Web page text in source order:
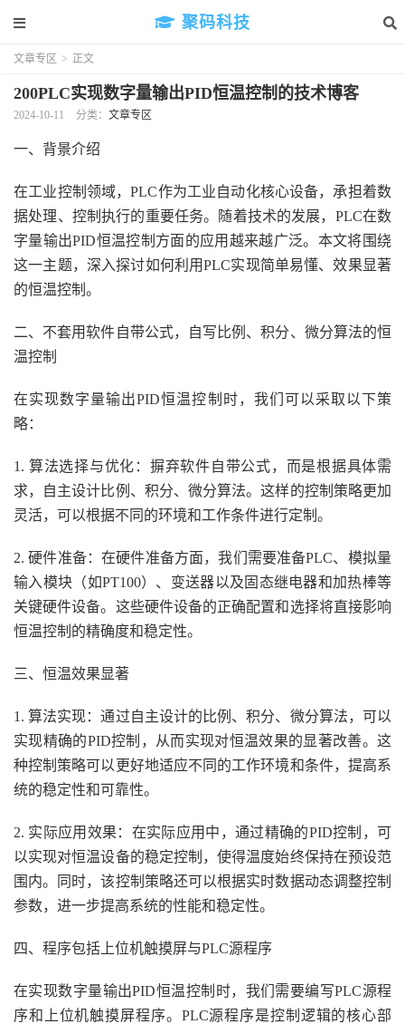
聚码科技
文章专区 > 正文
200PLC实现数字量输出PID恒温控制的技术博客
2024-10-11 分类： 文章专区
一、背景介绍
在工业控制领域，PLC作为工业自动化核心设备，承担着数
据处理、控制执行的重要任务。随着技术的发展，PLC在数
字量输出PID恒温控制方面的应用越来越广泛。本文将围绕
这一主题，深入探讨如何利用PLC实现简单易懂、效果显著
的恒温控制。
二、不套用软件自带公式，自写比例、积分、微分算法的恒
温控制
在实现数字量输出PID恒温控制时，我们可以采取以下策
略：
1. 算法选择与优化：摒弃软件自带公式，而是根据具体需
求，自主设计比例、积分、微分算法。这样的控制策略更加
灵活，可以根据不同的环境和工作条件进行定制。
2. 硬件准备：在硬件准备方面，我们需要准备PLC、模拟量
输入模块（如PT100）、变送器以及固态继电器和加热棒等
关键硬件设备。这些硬件设备的正确配置和选择将直接影响
恒温控制的精确度和稳定性。
三、恒温效果显著
1. 算法实现：通过自主设计的比例、积分、微分算法，可以
实现精确的PID控制，从而实现对恒温效果的显著改善。这
种控制策略可以更好地适应不同的工作环境和条件，提高系
统的稳定性和可靠性。
2. 实际应用效果：在实际应用中，通过精确的PID控制，可
以实现对恒温设备的稳定控制，使得温度始终保持在预设范
围内。同时，该控制策略还可以根据实时数据动态调整控制
参数，进一步提高系统的性能和稳定性。
四、程序包括上位机触摸屏与PLC源程序
在实现数字量输出PID恒温控制时，我们需要编写PLC源程
序和上位机触摸屏程序。PLC源程序是控制逻辑的核心部